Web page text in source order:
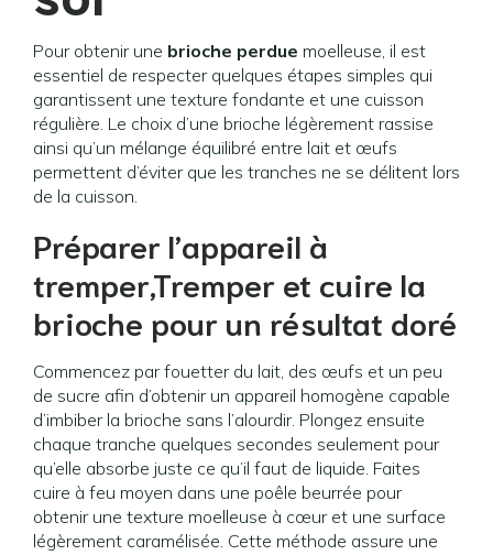
Pour obtenir une brioche perdue moelleuse, il est
essentiel de respecter quelques étapes simples qui
garantissent une texture fondante et une cuisson
régulière. Le choix d’une brioche légèrement rassise
ainsi qu’un mélange équilibré entre lait et œufs
permettent d’éviter que les tranches ne se délitent lors
de la cuisson.
Préparer l’appareil à
tremper,Tremper et cuire la
brioche pour un résultat doré
Commencez par fouetter du lait, des œufs et un peu
de sucre afin d’obtenir un appareil homogène capable
d’imbiber la brioche sans l’alourdir. Plongez ensuite
chaque tranche quelques secondes seulement pour
qu’elle absorbe juste ce qu’il faut de liquide. Faites
cuire à feu moyen dans une poêle beurrée pour
obtenir une texture moelleuse à cœur et une surface
légèrement caramélisée. Cette méthode assure une